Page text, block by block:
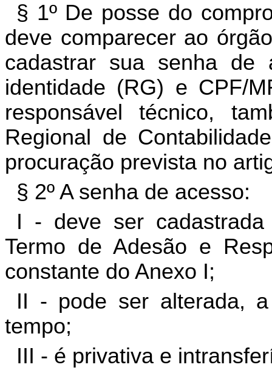
§ 1º De posse do
deve comparecer ao
cadastrar sua senha de
identidade (RG) e CPF/
responsável técnico,
Regional de
procuração prevista no
§ 2º A senha de acesso:
I - deve ser
Termo de Adesão e
constante do Anexo I;
II - pode ser alterada,
tempo;
III - é privativa e